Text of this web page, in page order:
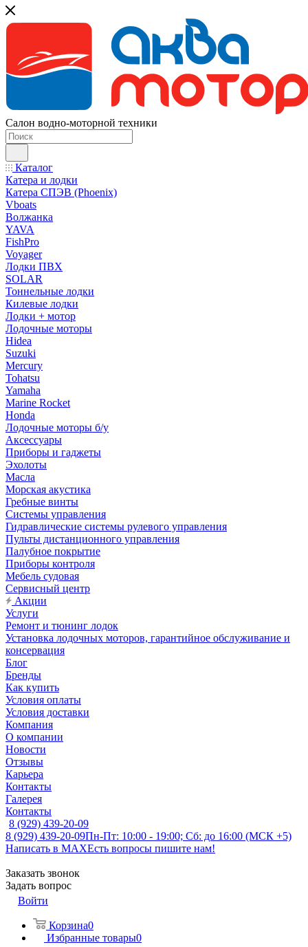
Салон водно-моторной техники
Каталог
Катера и лодки
Катера СПЭВ (Phoenix)
Vboats
Волжанка
YAVA
FishPro
Voyager
Лодки ПВХ
SOLAR
Тоннельные лодки
Килевые лодки
Лодки + мотор
Лодочные моторы
Hidea
Suzuki
Mercury
Tohatsu
Yamaha
Marine Rocket
Honda
Лодочные моторы б/у
Аксессуары
Приборы и гаджеты
Эхолоты
Масла
Морская акустика
Гребные винты
Системы управления
Гидравлические системы рулевого управления
Пульты дистанционного управления
Палубное покрытие
Приборы контроля
Мебель судовая
Сервисный центр
Акции
Услуги
Ремонт и тюнинг лодок
Установка лодочных моторов, гарантийное обслуживание и
консервация
Блог
Бренды
Как купить
Условия оплаты
Условия доставки
Компания
О компании
Новости
Отзывы
Карьера
Контакты
Галерея
Контакты
8 (929) 439-20-09
8 (929) 439-20-09Пн-Пт: 10:00 - 19:00; Сб: до 16:00 (МСК +5)
Написать в MAXЕсть вопросы пишите нам!
Заказать звонок
Задать вопрос
Войти
Корзина0
Избранные товары0